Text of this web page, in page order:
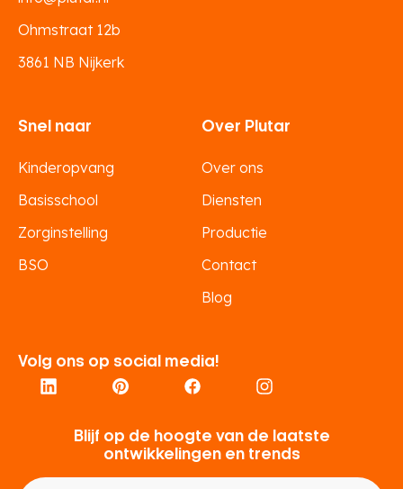
Volg ons op social media!
Ohmstraat 12b
3861 NB Nijkerk
Snel naar
Kinderopvang
Basisschool
Zorginstelling
BSO
Over Plutar
Over ons
Diensten
Productie
Contact
Blog
Blijf op de hoogte van de laatste
ontwikkelingen en trends